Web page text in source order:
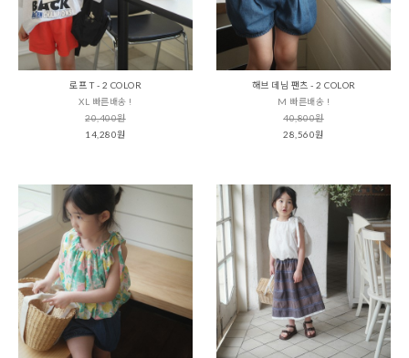
로프 T - 2 COLOR
XL 빠른배송 !
20,400원
14,280원
해브 데님 팬츠 - 2 COLOR
M 빠른배송 !
40,800원
28,560원